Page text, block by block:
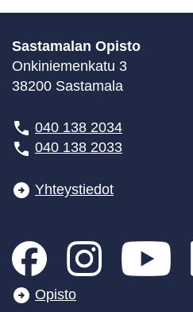
Sastamalan Opisto
Onkiniemenkatu 3
38200 Sastamala
040 138 2034
040 138 2033
Yhteystiedot
Opisto